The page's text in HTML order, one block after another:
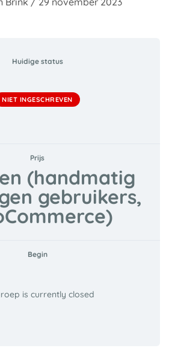
Huidige status
NIET INGESCHREVEN
Prijs
(handmatig
gebruikers,
Begin
is currently closed